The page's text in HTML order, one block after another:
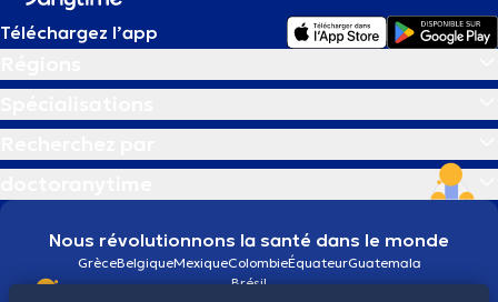
Téléchargez l’app
Nous révolutionnons la santé dans le monde
GrèceBelgiqueMexiqueColombieÉquateurGuatemala
Brésil